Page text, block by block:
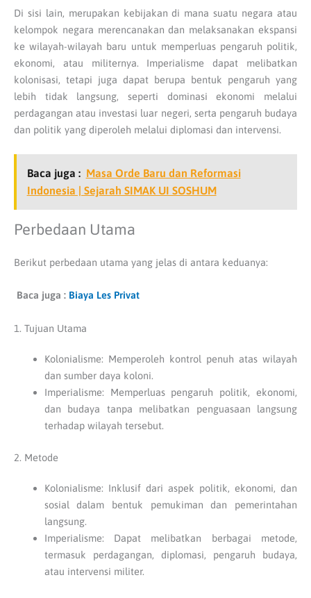
Di sisi lain, merupakan kebijakan di mana suatu negara atau
kelompok negara merencanakan dan melaksanakan ekspansi
ke wilayah-wilayah baru untuk memperluas pengaruh politik,
ekonomi, atau militernya. Imperialisme dapat melibatkan
kolonisasi, tetapi juga dapat berupa bentuk pengaruh yang
lebih tidak langsung, seperti dominasi ekonomi melalui
perdagangan atau investasi luar negeri, serta pengaruh budaya
dan politik yang diperoleh melalui diplomasi dan intervensi.
Baca juga : Masa Orde Baru dan Reformasi
Indonesia | Sejarah SIMAK UI SOSHUM
Perbedaan Utama
Berikut perbedaan utama yang jelas di antara keduanya:
Baca juga : Biaya Les Privat
1. Tujuan Utama
Kolonialisme: Memperoleh kontrol penuh atas wilayah
dan sumber daya koloni.
Imperialisme: Memperluas pengaruh politik, ekonomi,
dan budaya tanpa melibatkan penguasaan langsung
terhadap wilayah tersebut.
2. Metode
Kolonialisme: Inklusif dari aspek politik, ekonomi, dan
sosial dalam bentuk pemukiman dan pemerintahan
langsung.
Imperialisme: Dapat melibatkan berbagai metode,
termasuk perdagangan, diplomasi, pengaruh budaya,
atau intervensi militer.